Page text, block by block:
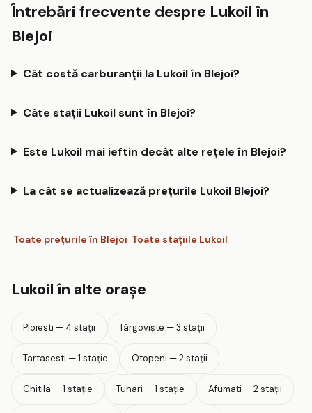
Întrebări frecvente despre Lukoil în
Blejoi
Cât costă carburanții la Lukoil în Blejoi?
Câte stații Lukoil sunt în Blejoi?
Este Lukoil mai ieftin decât alte rețele în Blejoi?
La cât se actualizează prețurile Lukoil Blejoi?
Toate prețurile în Blejoi Toate stațiile Lukoil
Lukoil în alte orașe
Ploiesti — 4 stații Târgoviște — 3 stații
Tartasesti — 1 stație Otopeni — 2 stații
Chitila — 1 stație Tunari — 1 stație Afumati — 2 stații